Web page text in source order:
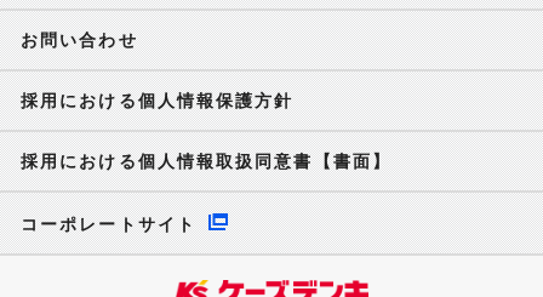
お問い合わせ
採用における個人情報保護方針
採用における個人情報取扱同意書【書面】
コーポレートサイト